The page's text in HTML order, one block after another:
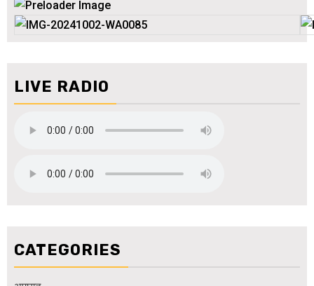
LIVE RADIO
CATEGORIES